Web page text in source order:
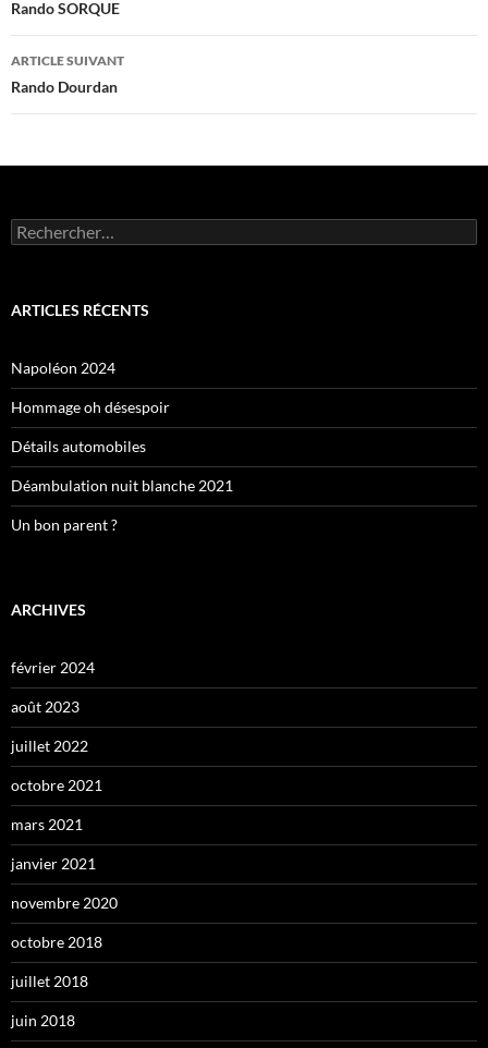
des
articles
Rando SORQUE
ARTICLE SUIVANT
Rando Dourdan
Rechercher :
ARTICLES RÉCENTS
Napoléon 2024
Hommage oh désespoir
Détails automobiles
Déambulation nuit blanche 2021
Un bon parent ?
ARCHIVES
février 2024
août 2023
juillet 2022
octobre 2021
mars 2021
janvier 2021
novembre 2020
octobre 2018
juillet 2018
juin 2018